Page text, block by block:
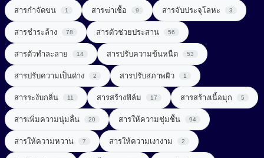
สารช่วยผลัดเซลล์ผิว (Exfoliating Agent)
สารช่วยเพิ่มความคงตัว (Consistency Factors)
สารช่วยให้ผิวกระชับ (Firming Agent)
สารช่วยให้ผิวผ่อนคลาย (Soothing Agent)
สารทำความสะอาด (Surfactant)
Amino Acid Surfactant
สารทำละลาย (Solvent)
สารสกัดจากพืช
สารสกัดจากสมุนไพร (Herbal extract)
สารออกฤทธิ์ (Active)
สารเสริมโปรตีน (Protein Enhancer)
สารแต่งสี (Coloring)
สารให้ความหวาน (Sweetener)
สารกำจัดขน 1 สารฆ่าเชื้อ 9 สารจับประจุโลหะ 3
สารชำระล้าง 78 สารตัวช่วยประสาน 56
สารตัวทำละลาย 14 สารปรับความข้นหนืด 53
สารปรับความเป็นด่าง 2 สารปรับสภาพผิว 1
สารระงับกลิ่น 11 สารสร้างฟิล์ม 17 สารสร้างเนื้อมุก 5
สารเพิ่มความนุ่มลื่น 20 สารให้ความชุ่มชื้น 94
สารให้ความหวาน 7 สารให้ความเงางาม 2